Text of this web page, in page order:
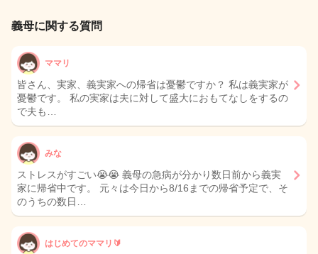
義母に関する質問
ママリ
皆さん、実家、義実家への帰省は憂鬱ですか？ 私は義実家が
憂鬱です。 私の実家は夫に対して盛大におもてなしをするの
で夫も…
みな
ストレスがすごい😭😭 義母の急病が分かり数日前から義実
家に帰省中です。 元々は今日から8/16までの帰省予定で、そ
のうちの数日…
はじめてのママリ🔰